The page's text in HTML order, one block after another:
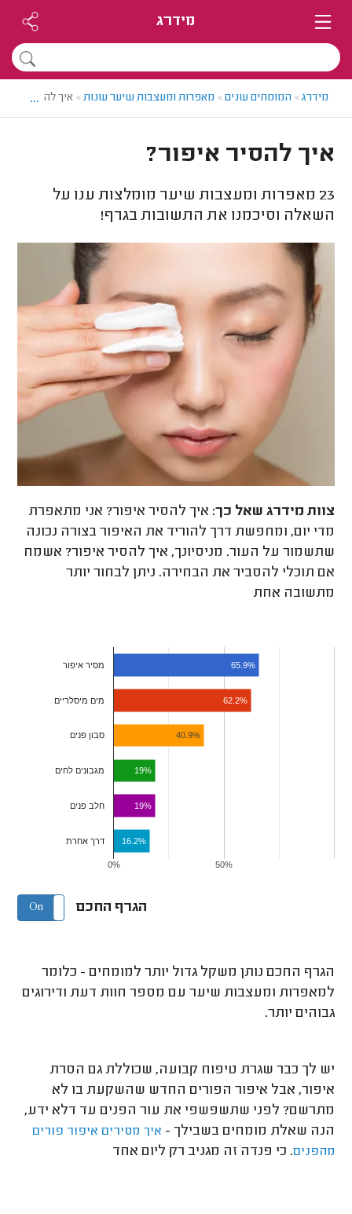
מידרג
מידרג> המומחים עונים> מאפרות ומעצבות שיער עונות> איך להסיר
...
איך להסיר איפור?
23 מאפרות ומעצבות שיער מומלצות ענו על
השאלה וסיכמנו את התשובות בגרף!
צוות מידרג שאל כך: איך להסיר איפור? אני מתאפרת
מדי יום, ומחפשת דרך להוריד את האיפור בצורה נכונה
שתשמור על העור. מניסיונך, איך להסיר איפור? אשמח
אם תוכלי להסביר את הבחירה. ניתן לבחור יותר
מתשובה אחת
0% 50%
מסיר איפור
מים מיסלריים
סבון פנים
מגבונים לחים
חלב פנים
דרך אחרת
65.9%
62.2%
40.9%
19%
19%
16.2%
הגרף החכם On Off
הגרף החכם נותן משקל גדול יותר למומחים - כלומר
למאפרות ומעצבות שיער עם מספר חוות דעת ודירוגים
גבוהים יותר.
יש לך כבר שגרת טיפוח קבועה, שכוללת גם הסרת
איפור, אבל איפור הפורים החדש שהשקעת בו לא
מתרשם? לפני שתשפשפי את עור הפנים עד דלא ידע,
הנה שאלת מומחים בשבילך - איך מסירים איפור פורים
מהפנים. כי פנדה זה מגניב רק ליום אחד